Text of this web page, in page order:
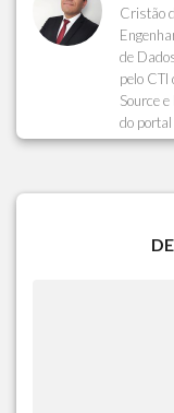
Cristão
de
pelo
Source
do